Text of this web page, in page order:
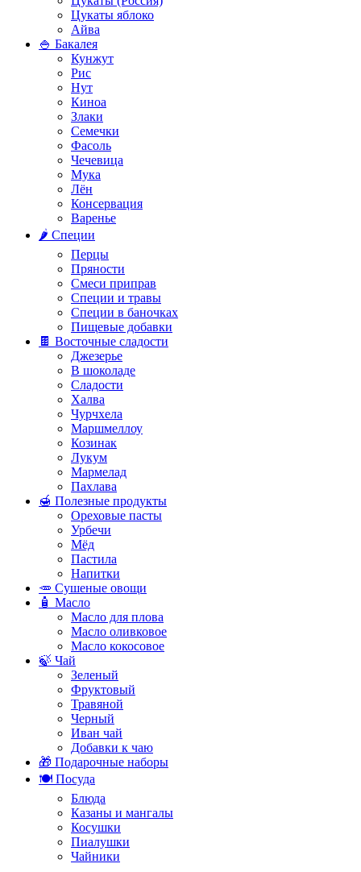
Цукаты яблоко
Айва
🍚 Бакалея
Кунжут
Рис
Нут
Киноа
Злаки
Семечки
Фасоль
Чечевица
Мука
Лён
Консервация
Варенье
🌶️ Специи
Перцы
Пряности
Смеси приправ
Специи и травы
Специи в баночках
Пищевые добавки
🍫 Восточные сладости
Джезерье
В шоколаде
Сладости
Халва
Чурчхела
Маршмеллоу
Козинак
Лукум
Мармелад
Пахлава
🍯 Полезные продукты
Ореховые пасты
Урбечи
Мёд
Пастила
Напитки
🥕 Сушеные овощи
🧴 Масло
Масло для плова
Масло оливковое
Масло кокосовое
🍃 Чай
Зеленый
Фруктовый
Травяной
Черный
Иван чай
Добавки к чаю
🎁 Подарочные наборы
🍽️ Посуда
Блюда
Казаны и мангалы
Косушки
Пиалушки
Чайники